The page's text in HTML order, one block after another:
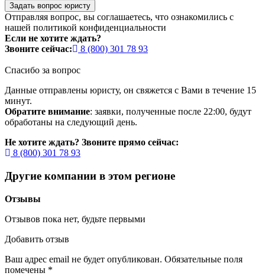
Задать вопрос юристу
Отправляя вопрос, вы соглашаетесь, что ознакомились с
нашей политикой конфиденциальности
Если не хотите ждать?
Звоните сейчас:
8 (800) 301 78 93
Спасибо за вопрос
Данные отправлены юристу, он свяжется с Вами в течение 15
минут.
Обратите внимание: заявки, полученные после 22:00, будут
обработаны на следующий день.
Не хотите ждать? Звоните прямо сейчас:
8 (800) 301 78 93
Другие компании в этом регионе
Отзывы
Отзывов пока нет, будьте первыми
Добавить отзыв
Ваш адрес email не будет опубликован. Обязательные поля
помечены *